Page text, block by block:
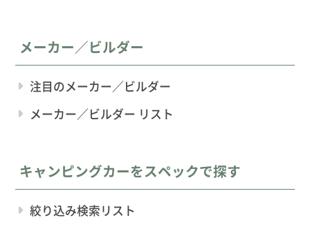
メーカー／ビルダー
注目のメーカー／ビルダー
メーカー／ビルダー リスト
キャンピングカーをスペックで探す
絞り込み検索リスト